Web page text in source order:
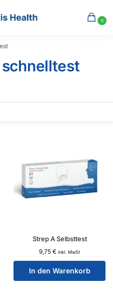
0
Strep A Selbsttest
9,75 € inkl. MwSt
In den Warenkorb